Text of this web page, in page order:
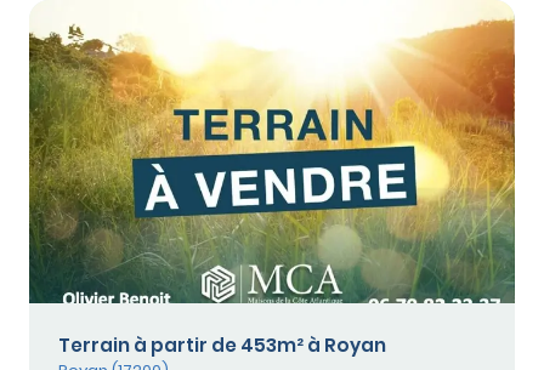
Terrain à partir de 453m² à Royan